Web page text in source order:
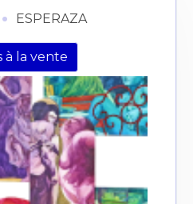
· ESPERAZA
à la vente